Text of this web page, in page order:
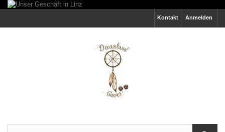
Anmelden
Kontakt